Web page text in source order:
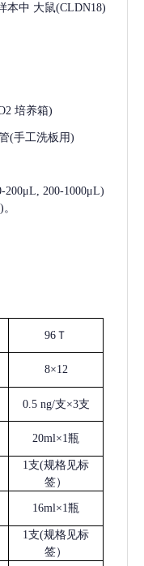
本中 大鼠(CLDN18)
培养箱)
(手工洗板用)
200μL, 200-1000μL)
96Ｔ
8×12
0.5 ng/支×3支
20ml×1瓶
1支(规格见标
签）
16ml×1瓶
1支(规格见标
签）